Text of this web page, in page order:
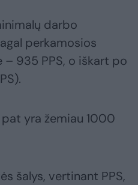
darbo
perkamosios
– 935 PPS, o iškart po
yra žemiau 1000
šalys, vertinant PPS,